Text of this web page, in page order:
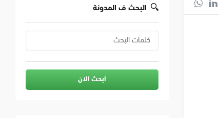
البحث ف المدونة
ابحث الان